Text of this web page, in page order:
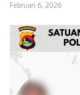
Februari 6, 2026